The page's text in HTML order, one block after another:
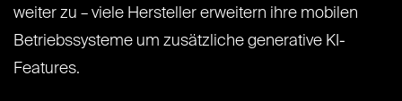
weiter zu – viele Hersteller erweitern ihre mobilen
Betriebssysteme um zusätzliche generative KI-
Features.